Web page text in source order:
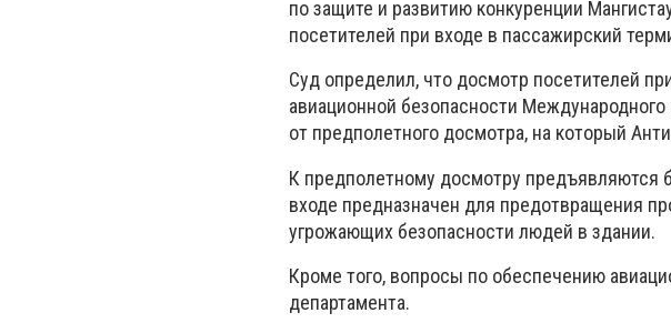
по защите и развитию конкуренции
посетителей при входе в пассажирский
Суд определил, что досмотр посетителей
авиационной безопасности
от предполетного досмотра, на который
К предполетному досмотру предъявляются
входе предназначен для предотвращения
угрожающих безопасности людей в здании.
Кроме того, вопросы по обеспечению
департамента.